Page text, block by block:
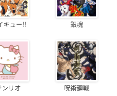
キュー!! 銀魂
ンリオ 呪術廻戦